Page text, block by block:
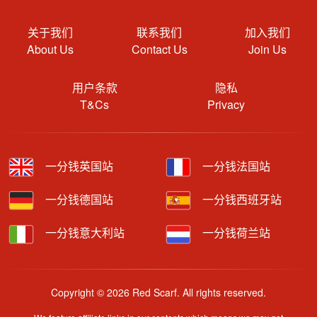
关于我们
About Us
联系我们
Contact Us
加入我们
Join Us
用户条款
T&Cs
隐私
Privacy
一分钱英国站 一分钱法国站
一分钱德国站 一分钱西班牙站
一分钱意大利站 一分钱荷兰站
Copyright © 2026 Red Scarf. All rights reserved.